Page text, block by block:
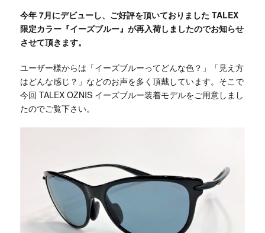
今年 7月にデビューし、ご好評を頂いておりました TALEX
限定カラー『イーズブルー』が再入荷しましたのでお知らせ
させて頂きます。
ユーザー様からは「イーズブルーってどんな色？」「見え方
はどんな感じ？」などのお声を多く頂戴しています。そこで
今回 TALEX OZNIS イーズブルー装着モデルをご用意しまし
たのでご覧下さい。